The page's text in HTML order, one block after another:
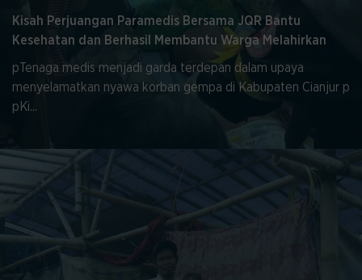
Kisah Perjuangan Paramedis Bersama JQR Bantu
Kesehatan dan Berhasil Membantu Warga Melahirkan
pTenaga medis menjadi garda terdepan dalam upaya
menyelamatkan nyawa korban gempa di Kabupaten Cianjur p
pKi...